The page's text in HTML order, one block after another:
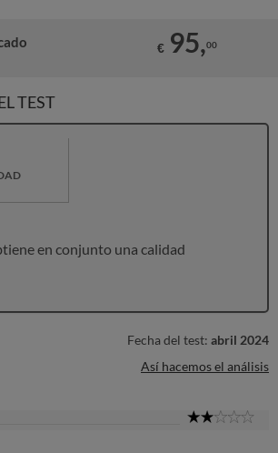
€ 95,00
TEST
en conjunto una calidad
Fecha del test: abril 2024
Así hacemos el análisis